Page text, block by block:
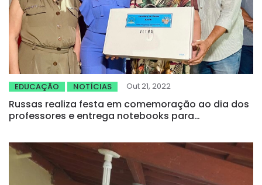
EDUCAÇÃO NOTÍCIAS Out 21, 2022
Russas realiza festa em comemoração ao dia dos
professores e entrega notebooks para